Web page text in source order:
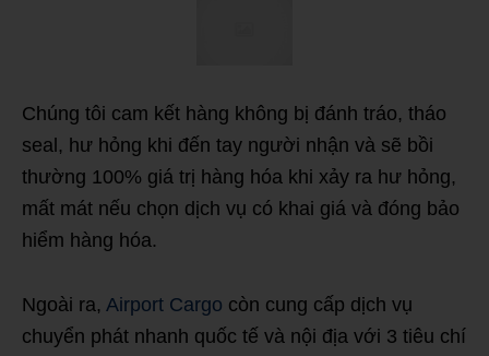
Chúng tôi cam kết hàng không bị đánh tráo, tháo
seal, hư hỏng khi đến tay người nhận và sẽ bồi
thường 100% giá trị hàng hóa khi xảy ra hư hỏng,
mất mát nếu chọn dịch vụ có khai giá và đóng bảo
hiểm hàng hóa.
Ngoài ra, Airport Cargo còn cung cấp dịch vụ
chuyển phát nhanh quốc tế và nội địa với 3 tiêu chí